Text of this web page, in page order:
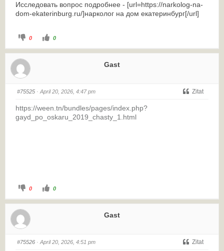
Исследовать вопрос подробнее - [url=https://narkolog-na-
dom-ekaterinburg.ru/]нарколог на дом екатеринбург[/url]
0 0
Gast
#75525 · April 20, 2026, 4:47 pm Zitat
https://ween.tn/bundles/pages/index.php?
gayd_po_oskaru_2019_chasty_1.html
0 0
Gast
#75526 · April 20, 2026, 4:51 pm Zitat